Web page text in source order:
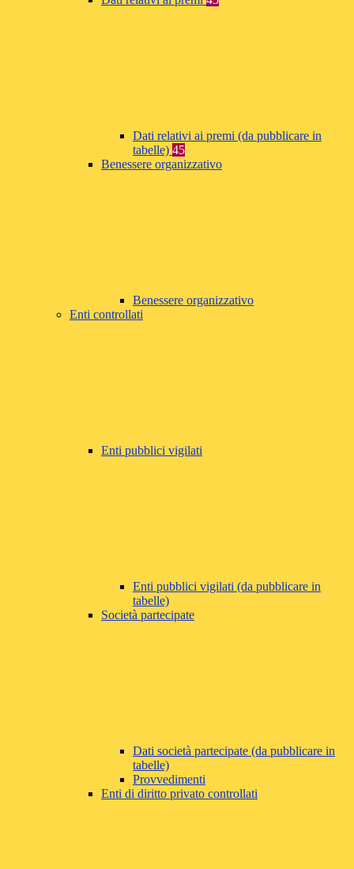
Dati relativi ai premi (da pubblicare in
tabelle) 45
Benessere organizzativo
Benessere organizzativo
Enti controllati
Enti pubblici vigilati
Enti pubblici vigilati (da pubblicare in
tabelle)
Società partecipate
Dati società partecipate (da pubblicare in
tabelle)
Provvedimenti
Enti di diritto privato controllati